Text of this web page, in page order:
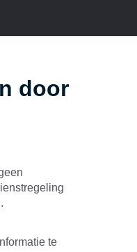
door
te